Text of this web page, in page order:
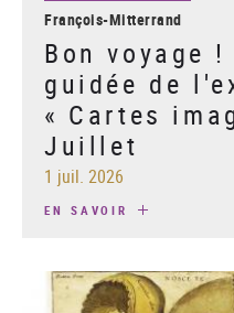
François-Mitterrand
Bon voyage
guidée de
« Cartes
Juillet
1 juil. 2026
EN SAVOIR